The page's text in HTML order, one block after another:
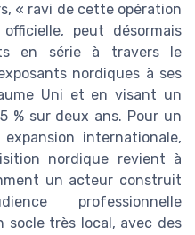
« ravi de cette opération
peut désormais
en série à travers le
nordiques à ses
Uni et en visant un
% sur deux ans. Pour un
internationale,
nordique revient à
un acteur construit
professionnelle
socle très local, avec des